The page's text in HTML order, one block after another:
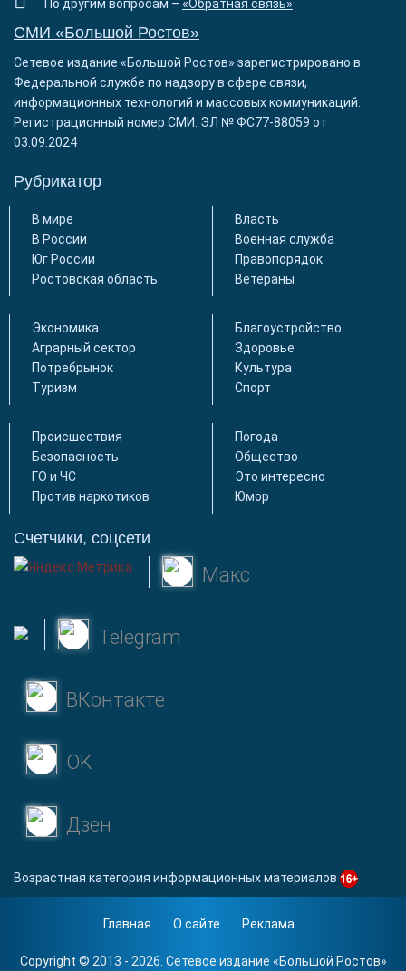
По другим вопросам – «Обратная связь»
СМИ «Большой Ростов»
Сетевое издание «Большой Ростов» зарегистрировано в
Федеральной службе по надзору в сфере связи,
информационных технологий и массовых коммуникаций.
Регистрационный номер СМИ: ЭЛ № ФС77-88059 от
03.09.2024
Рубрикатор
В мире
В России
Юг России
Ростовская область
Власть
Военная служба
Правопорядок
Ветераны
Экономика
Аграрный сектор
Потребрынок
Туризм
Благоустройство
Здоровье
Культура
Спорт
Происшествия
Безопасность
ГО и ЧС
Против наркотиков
Погода
Общество
Это интересно
Юмор
Счетчики, соцсети
Макс
Telegram
ВКонтакте
OK
Дзен
Возрастная категория информационных материалов
Главная О сайте Реклама
Copyright © 2013 - 2026. Сетевое издание «Большой Ростов»